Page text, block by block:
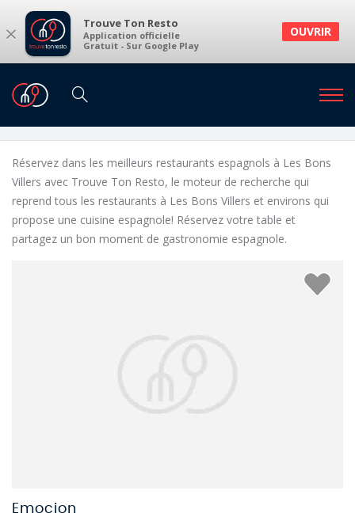
× Trouve Ton Resto
Application officielle
Gratuit - Sur Google Play
OUVRIR
Restaurants
Restaurants espagnols à Les Bons Villers et
Réservez dans les meilleurs restaurants espagnols à Les Bons
Villers avec Trouve Ton Resto, le moteur de recherche qui
reprend tous les restaurants à Les Bons Villers et environs qui
propose une cuisine espagnole! Réservez votre table et
partagez un bon moment de gastronomie espagnole.
Emocion